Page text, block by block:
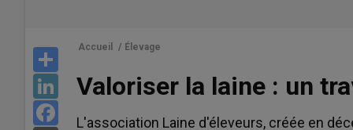
LinkedIn
Accueil / Élevage
Valoriser la laine : un
L'association Laine d'éleveurs, créée en